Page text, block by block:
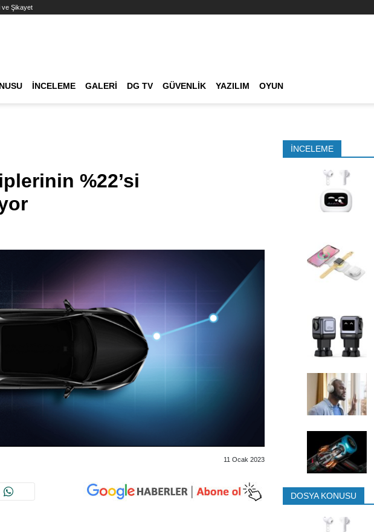
ve Şikayet
İNCELEME GALERI DG TV GÜVENLIK YAZILIM OYUN
%22’si
11 Ocak 2023
İNCELEME
DOSYA KONUSU